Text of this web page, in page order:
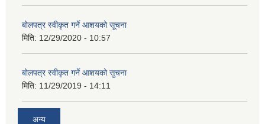
बोलपत्र स्वीकृत गर्ने आशयको सूचना
मिति: 12/29/2020 - 10:57
बोलपत्र स्वीकृत गर्ने आशयको सुचना
मिति: 11/29/2019 - 14:11
अन्य